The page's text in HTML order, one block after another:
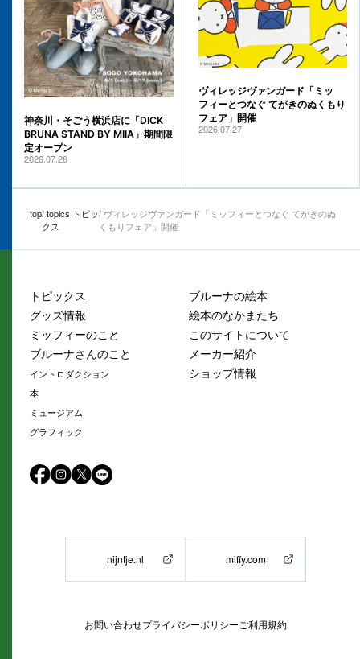
神奈川・そごう横浜店に「DICK
BRUNA STAND BY MIIA」期間限
定オープン
2026.07.28
ヴィレッジヴァンガード「ミッ
フィーとつなぐ てがきのぬくもり
フェア」開催
2026.07.27
top topics トピッ
クス
ヴィレッジヴァンガード「ミッフィーとつなぐ てがきのぬ
くもりフェア」開催
トピックス
グッズ情報
ミッフィーのこと
ブルーナさんのこと
イントロダクション
本
ミュージアム
グラフィック
ブルーナの絵本
絵本のなかまたち
このサイトについて
メーカー紹介
ショップ情報
nijntje.nl miffy.com
お問い合わせプライバシーポリシーご利用規約